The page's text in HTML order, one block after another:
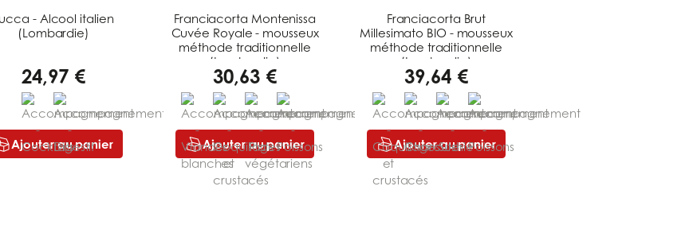
- Alcool italien
(Lombardie)
24,97 €
Ajouter au panier
Franciacorta Montenissa
Cuvée Royale - mousseux
méthode traditionnelle
(Lombardie)
30,63 €
Ajouter au panier
Franciacorta Brut
Millesimato BIO - mousseux
méthode traditionnelle
(Lombardie)
39,64 €
Ajouter au panier